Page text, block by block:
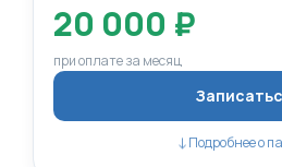
20 000 ₽
при оплате за месяц
↓Подробнее о